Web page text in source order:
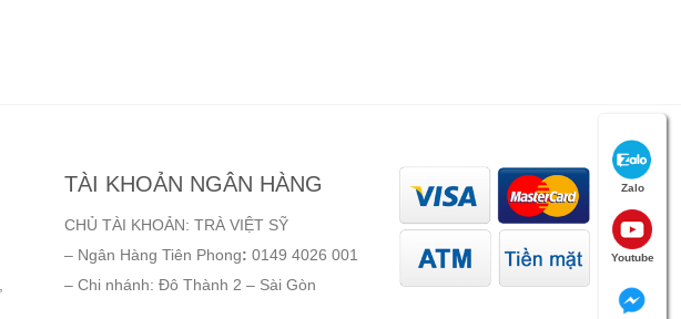
TÀI KHOẢN NGÂN HÀNG
CHỦ TÀI KHOẢN: TRÀ VIỆT SỸ
– Ngân Hàng Tiên Phong: 0149 4026 001
– Chi nhánh: Đô Thành 2 – Sài Gòn
Zalo
Youtube